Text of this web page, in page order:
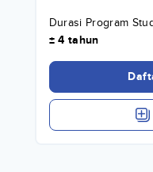
Durasi Program
± 4 tahun